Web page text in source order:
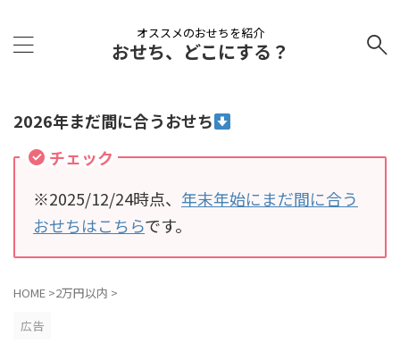
オススメのおせちを紹介
おせち、どこにする？
2026年まだ間に合うおせち
チェック
※2025/12/24時点、 年末年始にまだ間に合う
おせちはこちらです。
HOME >2万円以内 >
広告